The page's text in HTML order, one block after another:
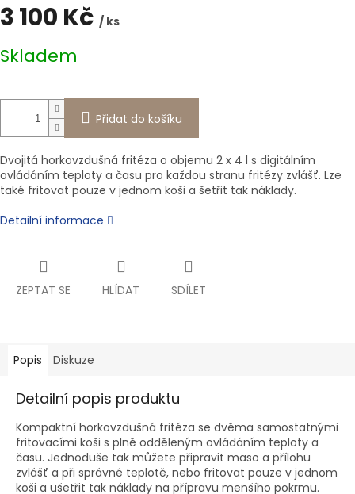
3 100 Kč / ks
cena:
Skladem
Přidat do košíku
Dvojitá horkovzdušná fritéza o objemu 2 x 4 l s digitálním
ovládáním teploty a času pro každou stranu fritézy zvlášť. Lze
také fritovat pouze v jednom koši a šetřit tak náklady.
Detailní informace
ZEPTAT SE HLÍDAT SDÍLET
Popis Diskuze
Detailní popis produktu
Kompaktní horkovzdušná fritéza se dvěma samostatnými
fritovacími koši s plně odděleným ovládáním teploty a
času. Jednoduše tak můžete připravit maso a přílohu
zvlášť a při správné teplotě, nebo fritovat pouze v jednom
koši a ušetřit tak náklady na přípravu menšího pokrmu.